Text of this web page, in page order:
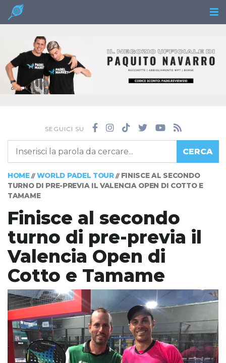
SEGUICI SU
CERCA
HOME// WORLD PADEL TOUR// FINISCE AL SECONDO
TURNO DI PRE-PREVIA IL VALENCIA OPEN DI COTTO E
TAMAME
Finisce al secondo
turno di pre-previa il
Valencia Open di
Cotto e Tamame